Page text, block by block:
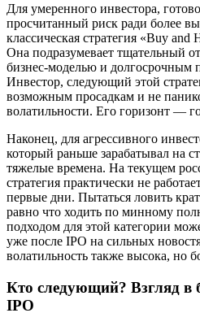
Для умеренного инвестора,
просчитанный риск ради более
классическая стратегия «Buy
Она подразумевает тщательный
бизнес-моделью и долгосрочным
Инвестор, следующий этой
возможным просадкам и не
волатильности. Его горизонт —
Наконец, для агрессивного
который раньше зарабатывал на
тяжелые времена. На текущем
стратегия практически не
первые дни. Пытаться ловить
равно что ходить по минному
подходом для этой категории
уже после IPO на сильных
волатильность также высока, но
Кто следующий? Взгляд в
IPO